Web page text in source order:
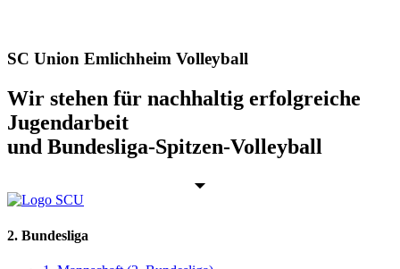
SC Union Emlichheim Volleyball
Wir stehen für nachhaltig erfolgreiche
Jugendarbeit
und Bundesliga-Spitzen-Volleyball
2. Bundesliga